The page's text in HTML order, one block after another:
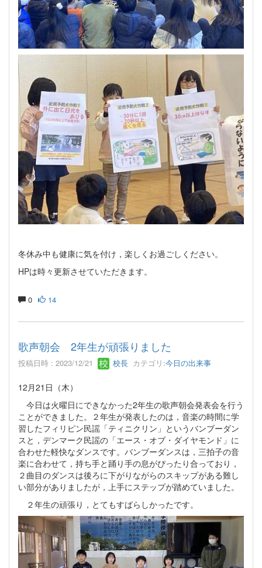
冬休み中も健康に気を付け，楽しくお過ごしください。
HPは時々更新させていただきます。
0 14
歌声朝会 2年生が頑張りました
投稿日時 : 2023/12/21 校長 カテゴリ:今日の出来事
12月21日（木）
今日は火曜日にできなかった2年生の歌声朝会発表会を行う
ことができました。２年生が発表したのは，音楽の時間に学
習したフィリピン民謡「ティニクリン」というバンブーダン
スと，デンマーク民謡の「エース・オブ・ダイヤモンド」に
合わせた軽快なダンスです。バンブーダンスは，三拍子の音
楽に合わせて，持ち手と踊り手の息がぴったり合っており，
２曲目のダンスは後ろに下がりながらのスキップがある難し
い部分がありましたが，上手にステップが踏めていました。
２年生の頑張り，とてもすばらしかったです。